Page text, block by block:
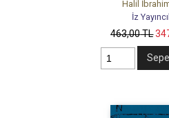
Halil
İz
463,00TL